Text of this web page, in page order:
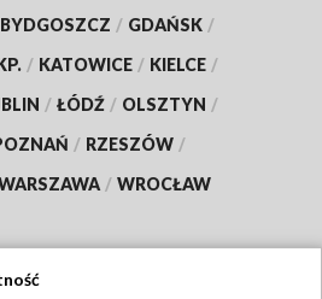
BYDGOSZCZ / GDAŃSK /
/ KATOWICE / KIELCE /
/ ŁÓDŹ / OLSZTYN /
/ RZESZÓW /
/ WROCŁAW